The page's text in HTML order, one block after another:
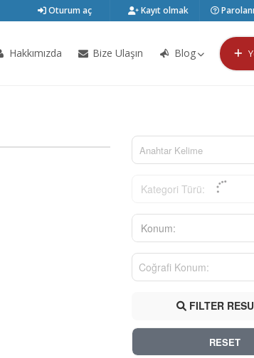
Oturum aç Kayıt olmak
Hakkımızda Bize Ulaşın Blog
Kategori Türü:
Konum:
FILTER
RESET